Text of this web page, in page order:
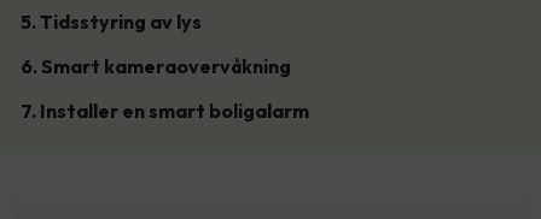
5. Tidsstyring av lys
6. Smart kameraovervåkning
7. Installer en smart boligalarm